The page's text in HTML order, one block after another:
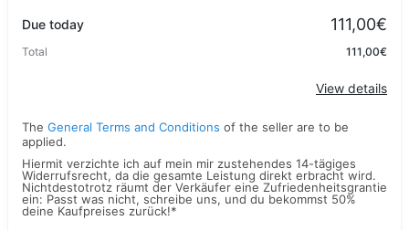
Due today 111,00€
Total 111,00€
View details
The General Terms and Conditions of the seller are to be
applied.
Hiermit verzichte ich auf mein mir zustehendes 14-tägiges
Widerrufsrecht, da die gesamte Leistung direkt erbracht wird.
Nichtdestotrotz räumt der Verkäufer eine Zufriedenheitsgrantie
ein: Passt was nicht, schreibe uns, und du bekommst 50%
deine Kaufpreises zurück!*